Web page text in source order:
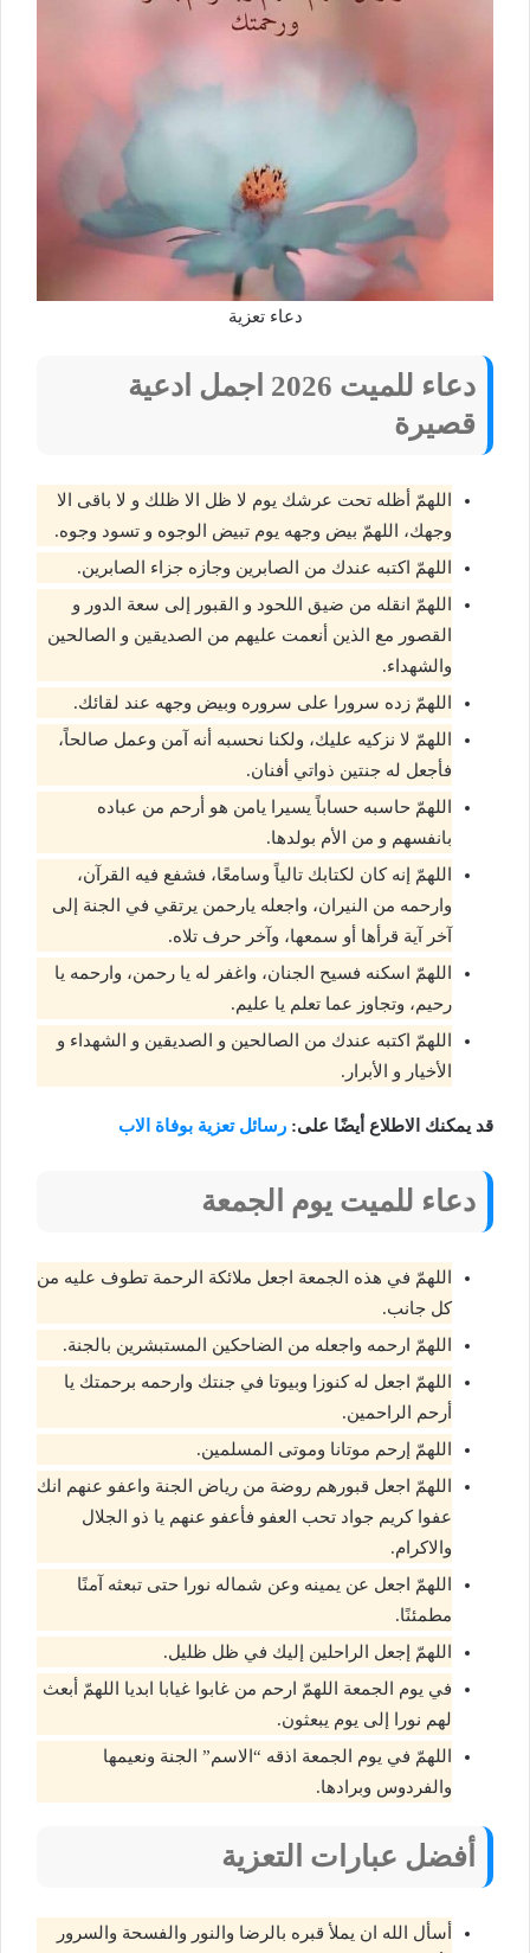
دعاء تعزية
دعاء للميت 2026 اجمل ادعية
قصيرة
اللهمّ أظله تحت عرشك يوم لا ظل الا ظلك و لا باقى الا
وجهك، اللهمّ بيض وجهه يوم تبيض الوجوه و تسود وجوه.
اللهمّ اكتبه عندك من الصابرين وجازه جزاء الصابرين.
اللهمّ انقله من ضيق اللحود و القبور إلى سعة الدور و
القصور مع الذين أنعمت عليهم من الصديقين و الصالحين
والشهداء.
اللهمّ زده سرورا على سروره وبيض وجهه عند لقائك.
اللهمّ لا نزكيه عليك، ولكنا نحسبه أنه آمن وعمل صالحاً،
فأجعل له جنتين ذواتي أفنان.
اللهمّ حاسبه حساباً يسيرا يامن هو أرحم من عباده
بانفسهم و من الأم بولدها.
اللهمّ إنه كان لكتابك تالياً وسامعًا، فشفع فيه القرآن،
وارحمه من النيران، واجعله يارحمن يرتقي في الجنة إلى
آخر آية قرأها أو سمعها، وآخر حرف تلاه.
اللهمّ اسكنه فسيح الجنان، واغفر له يا رحمن، وارحمه يا
رحيم، وتجاوز عما تعلم يا عليم.
اللهمّ اكتبه عندك من الصالحين و الصديقين و الشهداء و
الأخيار و الأبرار.
قد يمكنك الاطلاع أيضًا على: رسائل تعزية بوفاة الاب
دعاء للميت يوم الجمعة
اللهمّ في هذه الجمعة اجعل ملائكة الرحمة تطوف عليه من
كل جانب.
اللهمّ ارحمه واجعله من الضاحكين المستبشرين بالجنة.
اللهمّ اجعل له كنوزا وبيوتا في جنتك وارحمه برحمتك يا
أرحم الراحمين.
اللهمّ إرحم موتانا وموتى المسلمين.
اللهمّ اجعل قبورهم روضة من رياض الجنة واعفو عنهم انك
عفوا كريم جواد تحب العفو فأعفو عنهم يا ذو الجلال
والاكرام.
اللهمّ اجعل عن يمينه وعن شماله نورا حتى تبعثه آمنًا
مطمئنًا.
اللهمّ إجعل الراحلين إليك في ظل ظليل.
في يوم الجمعة اللهمّ ارحم من غابوا غيابا ابديا اللهمّ أبعث
لهم نورا إلى يوم يبعثون.
اللهمّ في يوم الجمعة اذقه “الاسم” الجنة ونعيمها
والفردوس وبرادها.
أفضل عبارات التعزية
أسأل الله ان يملأ قبره بالرضا والنور والفسحة والسرور